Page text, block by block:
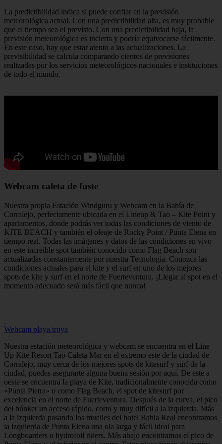
La predictibilidad indica si puede confiar en la previsión
meteorológica actual. Con una predictibilidad alta, es muy probable
que el tiempo sea el previsto. Con una predictibilidad baja, la
previsión meteorológica es incierta y podría equivocarse fácilmente.
En este caso, hay que estar atento a las actualizaciones. La
previsibilidad se calcula comparando cientos de previsiones
realizadas por los servicios meteorológicos nacionales e instituciones
de todo el mundo.
Webcam caleta de fuste
Nuestra propia Estación Windguru y Webcam en la Bahía de
Corralejo, perfectamente ubicada en el Lineup & Tao – Kite Point y
apartamentos, donde podrás ver todas las condiciones de viento de
KITE BEACH y también el oleaje de Rocky Point / Punta Elena en
tiempo real. Todas las imágenes y datos de las condiciones en vivo
en este increíble spot también conocido como Flag Beach son
actualizadas constantemente por nuestra Tecnología. Conozca las
condiciones actuales para el kite y el surf en uno de los mejores
spots de kite y surf en el norte de Fuerteventura. ¡Llegar al spot en el
momento adecuado será más fácil que nunca!
Webcam playa troya
Nuestra estación meteorológica y webcam se encuentra en el Line
Up Kite Resort Tao Caleta Mar en el extremo este de la ciudad de
Corralejo, muy cerca de los mejores spots de kitesurf y surf de la
ciudad, puedes asegurarte alguna buena sesión por aquí. De este a
oeste se encuentra la playa de Kite, tradicionalmente conocida como
«Punta Pietra» o como Flag Beach, el spot de kitesurf por
excelencia en el norte de Fuerteventura. Después de la curva, el pico
del búnker un acceso rápido, corto y muy difícil a la izquierda. Más
a la izquierda pasando los muelles del hotel Bahia Real encontramos
la izquierda de Punta Elena una ola larga y fácil ideal para
Longboarders o hydrofoil riders. Más abajo encontramos el pico de